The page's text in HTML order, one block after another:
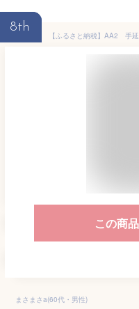
8th
この商
まさまさa(60代・男性)